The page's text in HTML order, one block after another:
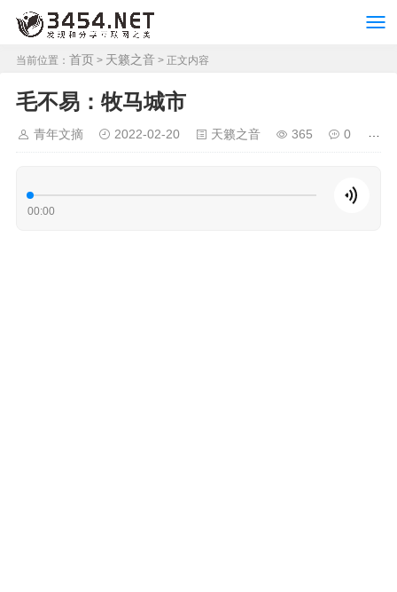
当前位置： 首页 > 天籁之音 > 正文内容
毛不易：牧马城市
青年文摘 2022-02-20 天籁之音 365 0
00:00